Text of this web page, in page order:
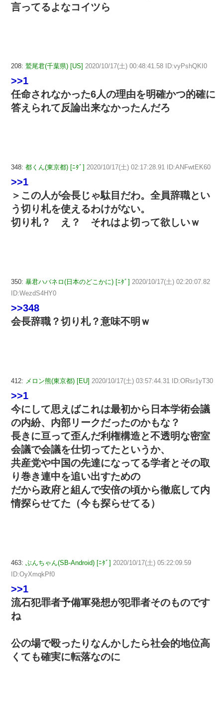
言ってるよなコイツら
208: 鷲尾君(千葉県) [US] 2020/10/17(土) 00:48:41.58 ID:vyPshQKI0
>>1
任命されなかった6人の理由を明確かつ的確に
答えられて反論出来なかったんだろ
348: 都くん(東京都) [ﾆﾀﾞ] 2020/10/17(土) 02:17:28.91 ID:ANFwtEK60
>>1
＞この人が会長じゃ駄目だわ。全員辞職とい
う切り札を使えるわけがない。
切り札？ え？ それはよ切って欲しいｗ
350: 暴君ハバネロ(日本のどこかに) [ﾆﾀﾞ] 2020/10/17(土) 02:20:07.82
ID:WezdS4HY0
>>348
会長辞職？切り札？意味不明ｗ
412: メロン熊(東京都) [EU] 2020/10/17(土) 03:57:44.31 ID:ORsr1yT30
>>1
今にして思えばこれは最初から日本学術会議
の内紛、内部リークだったのかもな？
長きに亘って歪んだ利権構造と不透明な密室
会議で会議を仕切ってたというか、
共産党や中国の先達になってる学者とその取
り巻き連中を追い出すための
だから政府と組んで安倍の頃から徹底して内
情探らせてた（今も探らせてる）
463: ぶんちゃん(SB-Android) [ﾆﾀﾞ] 2020/10/17(土) 05:22:09.59
ID:OyXmqkPf0
>>1
流石犯罪者予備軍発想が犯罪者そのものです
ね
公の場で殴ったりなんかしたら社会的地位高
くても確実に転落なのに